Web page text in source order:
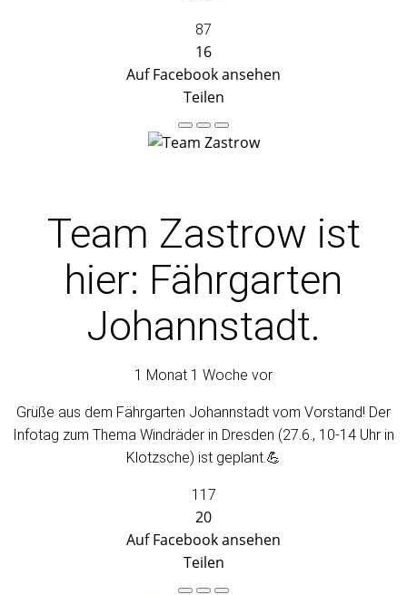
87
16
Auf Facebook ansehen
Teilen
Team Zastrow ist
hier: Fährgarten
Johannstadt.
1 Monat 1 Woche vor
Grüße aus dem Fährgarten Johannstadt vom Vorstand! Der
Infotag zum Thema Windräder in Dresden (27.6., 10-14 Uhr in
Klotzsche) ist geplant.💪
117
20
Auf Facebook ansehen
Teilen